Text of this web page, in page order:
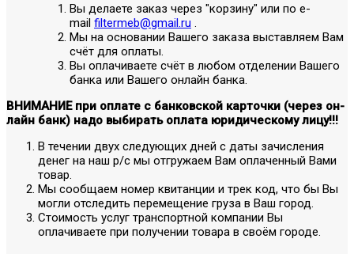
Вы делаете заказ через "корзину" или по е-
mail filtermeb@gmail.ru .
Мы на основании Вашего заказа выставляем Вам
счёт для оплаты.
Вы оплачиваете счёт в любом отделении Вашего
банка или Вашего онлайн банка.
ВНИМАНИЕ при оплате с банковской карточки (через он-
лайн банк) надо выбирать оплата юридическому лицу!!!
В течении двух следующих дней с даты зачисления
денег на наш р/с мы отгружаем Вам оплаченный Вами
товар.
Мы сообщаем номер квитанции и трек код, что бы Вы
могли отследить перемещение груза в Ваш город.
Стоимость услуг транспортной компании Вы
оплачиваете при получении товара в своём городе.